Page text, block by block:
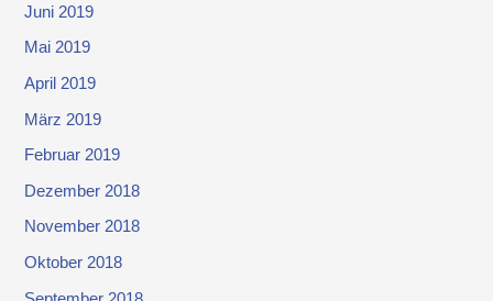
Juni 2019
Mai 2019
April 2019
März 2019
Februar 2019
Dezember 2018
November 2018
Oktober 2018